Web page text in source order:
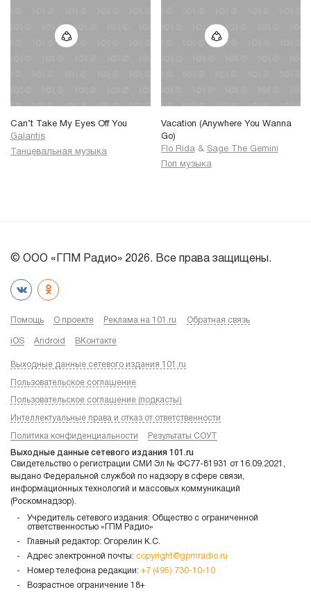
Can’t Take My Eyes Off You
Galantis
Танцевальная музыка
Vacation (Anywhere You Wanna
Go)
Flo Rida & Sage The Gemini
Поп музыка
© ООО «ГПМ Радио» 2026. Все права защищены.
Помощь О проекте Реклама на 101.ru Обратная связь
iOS Android ВКонтакте
Выходные данные сетевого издания 101.ru
Пользовательское соглашение
Пользовательское соглашение (подкасты)
Интеллектуальные права и отказ от ответственности
Политика конфиденциальности Результаты СОУТ
Выходные данные сетевого издания 101.ru
Свидетельство о регистрации СМИ Эл № ФС77-81931 от 16.09.2021,
выдано Федеральной службой по надзору в сфере связи,
информационных технологий и массовых коммуникаций
(Роскомнадзор).
Учредитель сетевого издания: Общество с ограниченной
ответственностью «ГПМ Радио»
Главный редактор: Огорелин К.С.
Адрес электронной почты: copyright@gpmradio.ru
Номер телефона редакции: +7 (495) 730-10-10
Возрастное ограничение 18+